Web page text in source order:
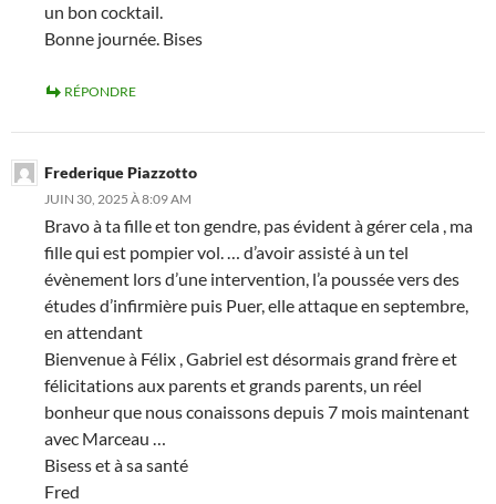
un bon cocktail.
Bonne journée. Bises
RÉPONDRE
Frederique Piazzotto
JUIN 30, 2025 À 8:09 AM
Bravo à ta fille et ton gendre, pas évident à gérer cela , ma
fille qui est pompier vol. … d’avoir assisté à un tel
évènement lors d’une intervention, l’a poussée vers des
études d’infirmière puis Puer, elle attaque en septembre,
en attendant
Bienvenue à Félix , Gabriel est désormais grand frère et
félicitations aux parents et grands parents, un réel
bonheur que nous conaissons depuis 7 mois maintenant
avec Marceau …
Bisess et à sa santé
Fred